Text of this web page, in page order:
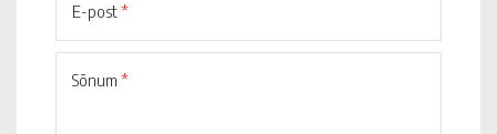
E-post*
Sõnum *